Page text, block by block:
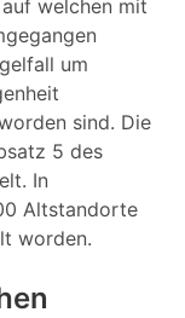
welchen mit
um
sind. Die
5 des
In
Altstandorte
worden.